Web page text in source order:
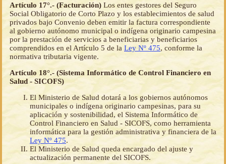
Artículo 17°.- (Facturación) Los entes gestores del Seguro
Social Obligatorio de Corto Plazo y los establecimientos de salud
privados bajo Convenio deben emitir la factura correspondiente
al gobierno autónomo municipal o indígena originario campesina
por la prestación de servicios a beneficiarias y beneficiarios
comprendidos en el Artículo 5 de la Ley Nº 475, conforme la
normativa tributaria vigente.
Artículo 18°.- (Sistema Informático de Control Financiero en
Salud - SICOFS)
El Ministerio de Salud dotará a los gobiernos autónomos
municipales o indígena originario campesinas, para su
aplicación y sostenibilidad, el Sistema Informático de
Control Financiero en Salud - SICOFS, como herramienta
informática para la gestión administrativa y financiera de la
Ley Nº 475.
El Ministerio de Salud queda encargado del ajuste y
actualización permanente del SICOFS.